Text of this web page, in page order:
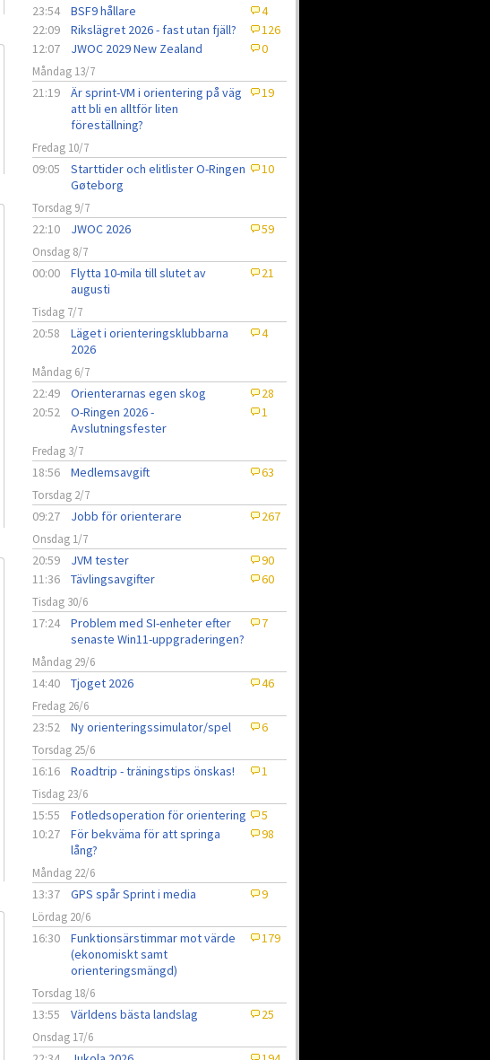
23:54 BSF9 hållare
4
22:09
Rikslägret 2026 - fast utan fjäll?
126
12:07
JWOC 2029 New Zealand 0
Måndag 13/7
21:19
Är sprint-VM i orientering på väg
att bli en alltför liten
föreställning?
19
Fredag 10/7
09:05
Starttider och elitlister O-Ringen
Gøteborg
10
Torsdag 9/7
22:10 JWOC 2026 59
Onsdag 8/7
00:00
Flytta 10-mila till slutet av
augusti
21
Tisdag 7/7
20:58
Läget i orienteringsklubbarna
2026
4
Måndag 6/7
22:49 Orienterarnas egen skog
28
20:52
O-Ringen 2026 -
Avslutningsfester
1
Fredag 3/7
18:56 Medlemsavgift 63
Torsdag 2/7
09:27 Jobb för orienterare 267
Onsdag 1/7
20:59 JVM tester
90
11:36
Tävlingsavgifter 60
Tisdag 30/6
17:24
Problem med SI-enheter efter
senaste Win11-uppgraderingen?
7
Måndag 29/6
14:40 Tjoget 2026 46
Fredag 26/6
23:52 Ny orienteringssimulator/spel 6
Torsdag 25/6
16:16 Roadtrip - träningstips önskas! 1
Tisdag 23/6
15:55 Fotledsoperation för orientering
5
10:27
För bekväma för att springa
lång?
98
Måndag 22/6
13:37 GPS spår Sprint i media 9
Lördag 20/6
16:30
Funktionsärstimmar mot värde
(ekonomiskt samt
orienteringsmängd)
179
Torsdag 18/6
13:55 Världens bästa landslag 25
Onsdag 17/6